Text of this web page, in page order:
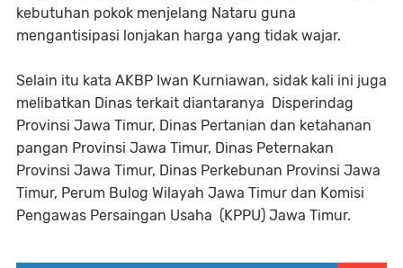
kebutuhan pokok menjelang Nataru guna
mengantisipasi lonjakan harga yang tidak wajar.
Selain itu kata AKBP Iwan Kurniawan, sidak kali ini juga
melibatkan Dinas terkait diantaranya Disperindag
Provinsi Jawa Timur, Dinas Pertanian dan ketahanan
pangan Provinsi Jawa Timur, Dinas Peternakan
Provinsi Jawa Timur, Dinas Perkebunan Provinsi Jawa
Timur, Perum Bulog Wilayah Jawa Timur dan Komisi
Pengawas Persaingan Usaha (KPPU) Jawa Timur.